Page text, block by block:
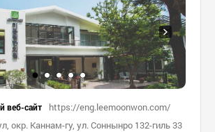
веб-сайт https://eng.leemoonwon.com/
окр. Каннам-гу, ул. Соннынро 132-гиль 33